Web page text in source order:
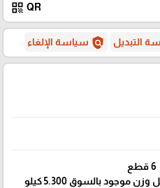
QR
qr_code
التبديل policy سياسة الإلغاء
بالسوق 5.300 كيلو